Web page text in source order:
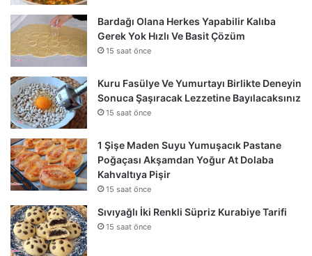
Bardağı Olana Herkes Yapabilir Kalıba
Gerek Yok Hızlı Ve Basit Çözüm
15 saat önce
Kuru Fasülye Ve Yumurtayı Birlikte Deneyin
Sonuca Şaşıracak Lezzetine Bayılacaksınız
15 saat önce
1 Şişe Maden Suyu Yumuşacık Pastane
Poğaçası Akşamdan Yoğur At Dolaba
Kahvaltıya Pişir
15 saat önce
Sıvıyağlı İki Renkli Süpriz Kurabiye Tarifi
15 saat önce